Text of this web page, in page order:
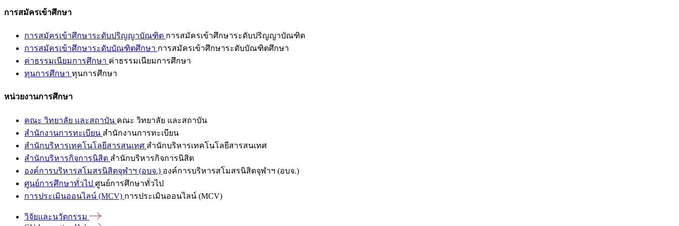
การสมัครเข้าศึกษา
การสมัครเข้าศึกษาระดับปริญญาบัณฑิต การสมัครเข้าศึกษาระดับปริญญาบัณฑิต
การสมัครเข้าศึกษาระดับบัณฑิตศึกษา การสมัครเข้าศึกษาระดับบัณฑิตศึกษา
ค่าธรรมเนียมการศึกษา ค่าธรรมเนียมการศึกษา
ทุนการศึกษา ทุนการศึกษา
หน่วยงานการศึกษา
คณะ วิทยาลัย และสถาบัน คณะ วิทยาลัย และสถาบัน
สำนักงานการทะเบียน สำนักงานการทะเบียน
สำนักบริหารเทคโนโลยีสารสนเทศ สำนักบริหารเทคโนโลยีสารสนเทศ
สำนักบริหารกิจการนิสิต สำนักบริหารกิจการนิสิต
องค์การบริหารสโมสรนิสิตจุฬาฯ (อบจ.) องค์การบริหารสโมสรนิสิตจุฬาฯ (อบจ.)
ศูนย์การศึกษาทั่วไป ศูนย์การศึกษาทั่วไป
การประเมินออนไลน์ (MCV) การประเมินออนไลน์ (MCV)
วิจัยและนวัตกรรม